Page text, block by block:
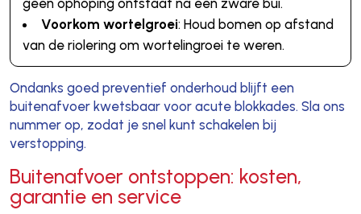
Voorkom wortelgroei: Houd bomen op afstand
van de riolering om wortelingroei te weren.
Ondanks goed preventief onderhoud blijft een
buitenafvoer kwetsbaar voor acute blokkades. Sla ons
nummer op, zodat je snel kunt schakelen bij
verstopping.
Buitenafvoer ontstoppen: kosten,
garantie en service